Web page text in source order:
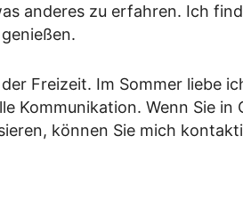
anderes zu erfahren. Ich
Freizeit. Im Sommer liebe
Kommunikation. Wenn Sie in
können Sie mich